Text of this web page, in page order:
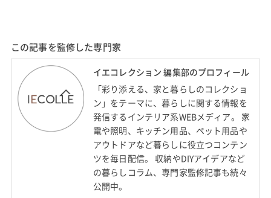
この記事を監修した専門家
イエコレクション 編集部のプロフィール
「彩り添える、家と暮らしのコレクショ
ン」をテーマに、暮らしに関する情報を
発信するインテリア系WEBメディア。 家
電や照明、キッチン用品、ペット用品や
アウトドアなど暮らしに役立つコンテン
ツを毎日配信。 収納やDIYアイデアなど
の暮らしコラム、専門家監修記事も続々
公開中。